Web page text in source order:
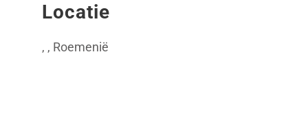
Locatie
, , Roemenië